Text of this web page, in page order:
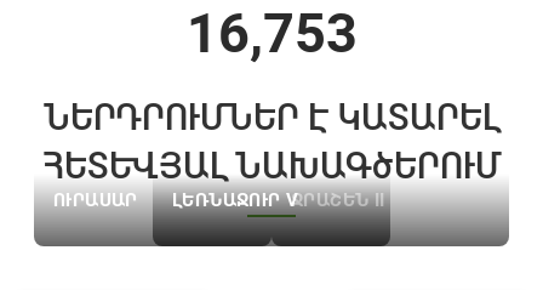
16,753
ՆԵՐԴՐՈՒՄՆԵՐ Է ԿԱՏԱՐԵԼ
ՀԵՏԵՎՅԱԼ ՆԱԽԱԳծԵՐՈՒՄ
ՈՒՐԱՍԱՐ ՋՐԱՇԵՆ II
ԼԵՌՆԱՋՈՒՐ V